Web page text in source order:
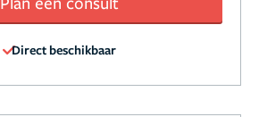
Direct beschikbaar